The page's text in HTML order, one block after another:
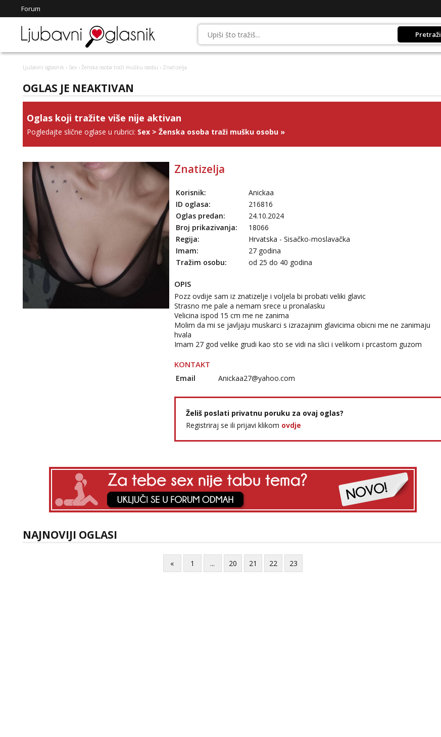
Forum
Pretraži
Ljubavni oglasnik › Sex › Ženska osoba traži mušku osobu › Znatizelja
OGLAS JE NEAKTIVAN
Oglas koji tražite više nije aktivan
Pogledajte slične oglase u rubrici: Sex > Ženska osoba traži mušku osobu »
Znatizelja
Korisnik:
Anickaa
ID oglasa:
216816
Oglas predan:
24.10.2024
Broj prikazivanja:
18066
Regija:
Hrvatska - Sisačko-moslavačka
Imam:
27 godina
Tražim osobu:
od 25 do 40 godina
OPIS
Pozz ovdije sam iz znatizelje i voljela bi probati veliki glavic
Strasno me pale a nemam srece u pronalasku
Velicina ispod 15 cm me ne zanima
Molim da mi se javljaju muskarci s izrazajnim glavicima obicni me ne zanimaju
hvala
Imam 27 god velike grudi kao sto se vidi na slici i velikom i prcastom guzom
KONTAKT
Email Anickaa27@yahoo.com
Želiš poslati privatnu poruku za ovaj oglas?
Registriraj se ili prijavi klikom ovdje
NAJNOVIJI OGLASI
« 1 ... 20 21 22 23